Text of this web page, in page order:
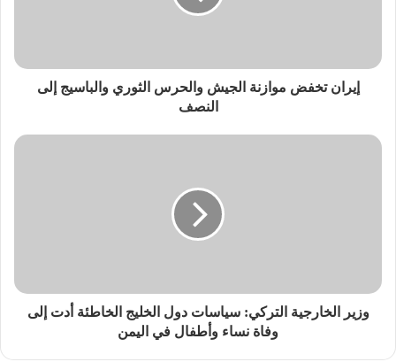
إيران تخفض موازنة الجيش والحرس الثوري والباسيج إلى
النصف
وزير الخارجية التركي: سياسات دول الخليج الخاطئة أدت إلى
وفاة نساء وأطفال في اليمن